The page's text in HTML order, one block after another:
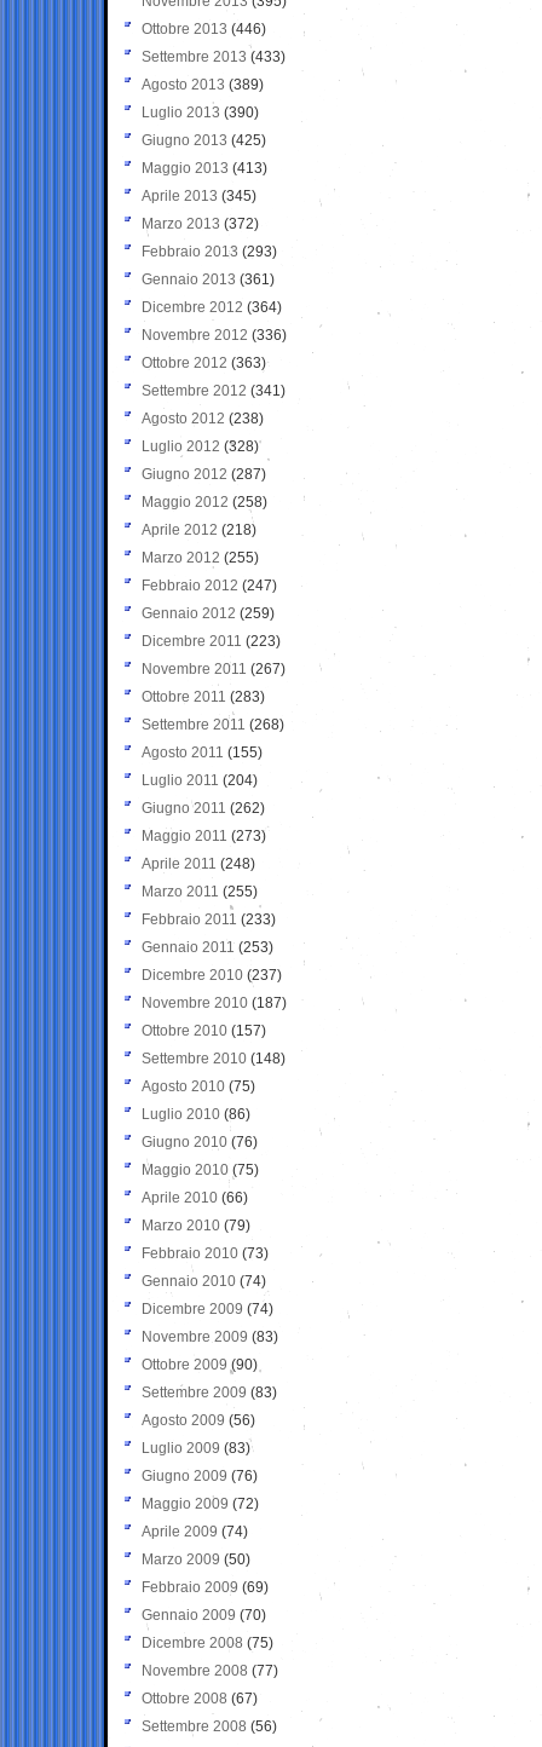
Ottobre 2013 (446)
Settembre 2013 (433)
Agosto 2013 (389)
Luglio 2013 (390)
Giugno 2013 (425)
Maggio 2013 (413)
Aprile 2013 (345)
Marzo 2013 (372)
Febbraio 2013 (293)
Gennaio 2013 (361)
Dicembre 2012 (364)
Novembre 2012 (336)
Ottobre 2012 (363)
Settembre 2012 (341)
Agosto 2012 (238)
Luglio 2012 (328)
Giugno 2012 (287)
Maggio 2012 (258)
Aprile 2012 (218)
Marzo 2012 (255)
Febbraio 2012 (247)
Gennaio 2012 (259)
Dicembre 2011 (223)
Novembre 2011 (267)
Ottobre 2011 (283)
Settembre 2011 (268)
Agosto 2011 (155)
Luglio 2011 (204)
Giugno 2011 (262)
Maggio 2011 (273)
Aprile 2011 (248)
Marzo 2011 (255)
Febbraio 2011 (233)
Gennaio 2011 (253)
Dicembre 2010 (237)
Novembre 2010 (187)
Ottobre 2010 (157)
Settembre 2010 (148)
Agosto 2010 (75)
Luglio 2010 (86)
Giugno 2010 (76)
Maggio 2010 (75)
Aprile 2010 (66)
Marzo 2010 (79)
Febbraio 2010 (73)
Gennaio 2010 (74)
Dicembre 2009 (74)
Novembre 2009 (83)
Ottobre 2009 (90)
Settembre 2009 (83)
Agosto 2009 (56)
Luglio 2009 (83)
Giugno 2009 (76)
Maggio 2009 (72)
Aprile 2009 (74)
Marzo 2009 (50)
Febbraio 2009 (69)
Gennaio 2009 (70)
Dicembre 2008 (75)
Novembre 2008 (77)
Ottobre 2008 (67)
Settembre 2008 (56)